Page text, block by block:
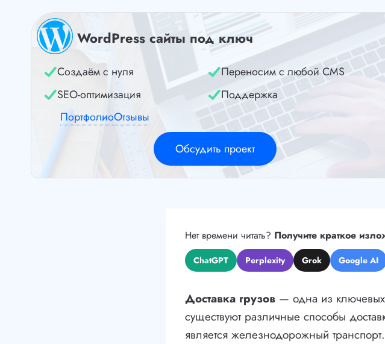
WordPress сайты под ключ
Создаём с нуля
Переносим с любой CMS
SEO-оптимизация
Поддержка
ПортфолиоОтзывы
Обсудить проект
Нет времени читать? Получите краткое
ChatGPT Perplexity Grok Google AI
Доставка грузов — одна из
существуют различные способы
является железнодорожный